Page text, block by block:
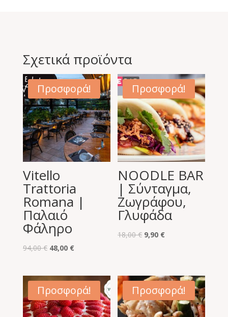
Σχετικά προϊόντα
Προσφορά!
Vitello
Trattoria
Romana |
Παλαιό
Φάληρο
94,00€ Original
was:
94,00 €.
48,00 €Η
τιμή
είναι:
48,00 €.
Προσφορά!
NOODLE BAR
| Σύνταγμα,
Ζωγράφου,
Γλυφάδα
18,00€ Original
18,00 €.
9,90 €
είναι:
9,90 €.
Προσφορά! Προσφορά!